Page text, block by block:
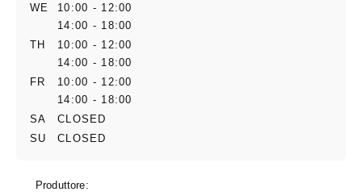
WE
10:00 - 12:00
14:00 - 18:00
TH
10:00 - 12:00
14:00 - 18:00
FR
10:00 - 12:00
14:00 - 18:00
SA
CLOSED
SU
CLOSED
Produttore: